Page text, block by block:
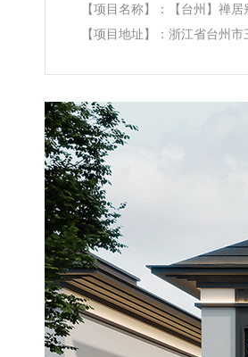
【项目名称】：【台州】禅
【项目地址】：浙江省台州